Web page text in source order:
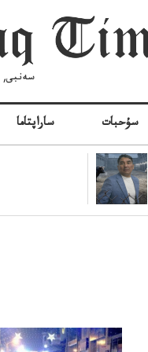
سەنبى, 8 تامىز 2026
ساراپتاما سۇحبات